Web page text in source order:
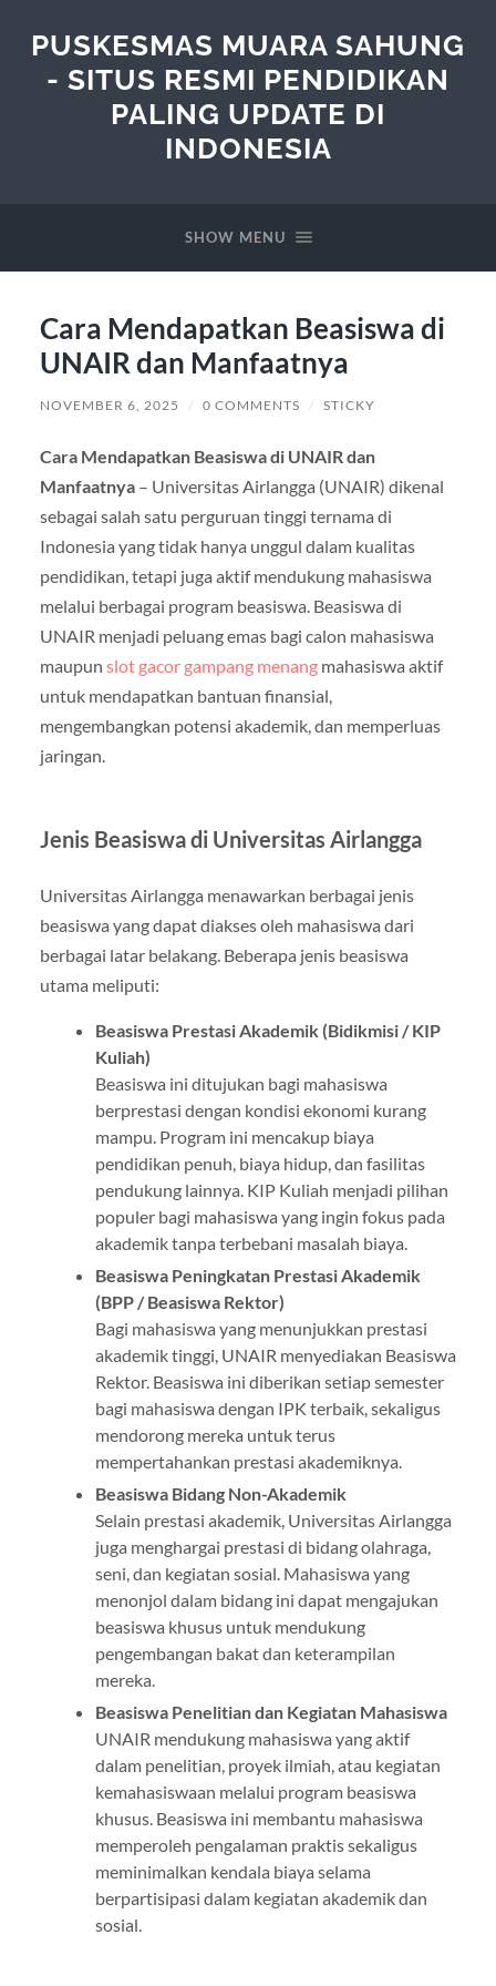
PUSKESMAS MUARA SAHUNG
- SITUS RESMI PENDIDIKAN
PALING UPDATE DI
INDONESIA
SHOW MENU
Cara Mendapatkan Beasiswa di
UNAIR dan Manfaatnya
NOVEMBER 6, 2025 / 0 COMMENTS / STICKY
Cara Mendapatkan Beasiswa di UNAIR dan
Manfaatnya– Universitas Airlangga (UNAIR) dikenal
sebagai salah satu perguruan tinggi ternama di
Indonesia yang tidak hanya unggul dalam kualitas
pendidikan, tetapi juga aktif mendukung mahasiswa
melalui berbagai program beasiswa. Beasiswa di
UNAIR menjadi peluang emas bagi calon mahasiswa
maupun slot gacor gampang menangmahasiswa aktif
untuk mendapatkan bantuan finansial,
mengembangkan potensi akademik, dan memperluas
jaringan.
Jenis Beasiswa di Universitas Airlangga
Universitas Airlangga menawarkan berbagai jenis
beasiswa yang dapat diakses oleh mahasiswa dari
berbagai latar belakang. Beberapa jenis beasiswa
utama meliputi:
Beasiswa Prestasi Akademik (Bidikmisi / KIP
Kuliah)
Beasiswa ini ditujukan bagi mahasiswa
berprestasi dengan kondisi ekonomi kurang
mampu. Program ini mencakup biaya
pendidikan penuh, biaya hidup, dan fasilitas
pendukung lainnya. KIP Kuliah menjadi pilihan
populer bagi mahasiswa yang ingin fokus pada
akademik tanpa terbebani masalah biaya.
Beasiswa Peningkatan Prestasi Akademik
(BPP / Beasiswa Rektor)
Bagi mahasiswa yang menunjukkan prestasi
akademik tinggi, UNAIR menyediakan Beasiswa
Rektor. Beasiswa ini diberikan setiap semester
bagi mahasiswa dengan IPK terbaik, sekaligus
mendorong mereka untuk terus
mempertahankan prestasi akademiknya.
Beasiswa Bidang Non-Akademik
Selain prestasi akademik, Universitas Airlangga
juga menghargai prestasi di bidang olahraga,
seni, dan kegiatan sosial. Mahasiswa yang
menonjol dalam bidang ini dapat mengajukan
beasiswa khusus untuk mendukung
pengembangan bakat dan keterampilan
mereka.
Beasiswa Penelitian dan Kegiatan Mahasiswa
UNAIR mendukung mahasiswa yang aktif
dalam penelitian, proyek ilmiah, atau kegiatan
kemahasiswaan melalui program beasiswa
khusus. Beasiswa ini membantu mahasiswa
memperoleh pengalaman praktis sekaligus
meminimalkan kendala biaya selama
berpartisipasi dalam kegiatan akademik dan
sosial.